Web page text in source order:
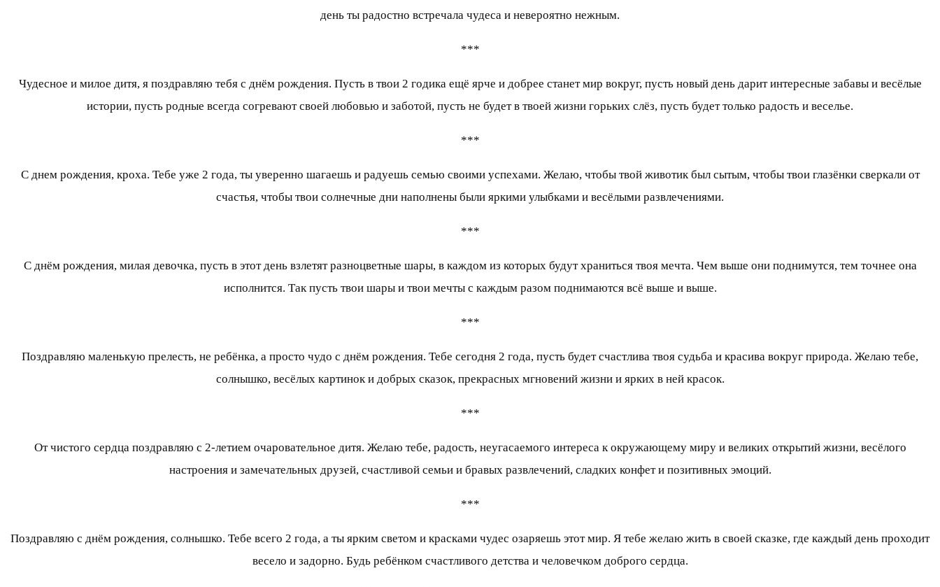
день ты радостно встречала чудеса и невероятно нежным.
***
Чудесное и милое дитя, я поздравляю тебя с днём рождения. Пусть в твои 2 годика ещё ярче и добрее станет мир вокруг, пусть новый день дарит интересные забавы и весёлые
истории, пусть родные всегда согревают своей любовью и заботой, пусть не будет в твоей жизни горьких слёз, пусть будет только радость и веселье.
***
С днем рождения, кроха. Тебе уже 2 года, ты уверенно шагаешь и радуешь семью своими успехами. Желаю, чтобы твой животик был сытым, чтобы твои глазёнки сверкали от
счастья, чтобы твои солнечные дни наполнены были яркими улыбками и весёлыми развлечениями.
***
С днём рождения, милая девочка, пусть в этот день взлетят разноцветные шары, в каждом из которых будут храниться твоя мечта. Чем выше они поднимутся, тем точнее она
исполнится. Так пусть твои шары и твои мечты с каждым разом поднимаются всё выше и выше.
***
Поздравляю маленькую прелесть, не ребёнка, а просто чудо с днём рождения. Тебе сегодня 2 года, пусть будет счастлива твоя судьба и красива вокруг природа. Желаю тебе,
солнышко, весёлых картинок и добрых сказок, прекрасных мгновений жизни и ярких в ней красок.
***
От чистого сердца поздравляю с 2-летием очаровательное дитя. Желаю тебе, радость, неугасаемого интереса к окружающему миру и великих открытий жизни, весёлого
настроения и замечательных друзей, счастливой семьи и бравых развлечений, сладких конфет и позитивных эмоций.
***
Поздравляю с днём рождения, солнышко. Тебе всего 2 года, а ты ярким светом и красками чудес озаряешь этот мир. Я тебе желаю жить в своей сказке, где каждый день проходит
весело и задорно. Будь ребёнком счастливого детства и человечком доброго сердца.